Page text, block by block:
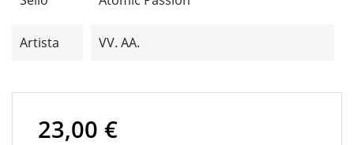
Artista VV. AA.
23,00 €